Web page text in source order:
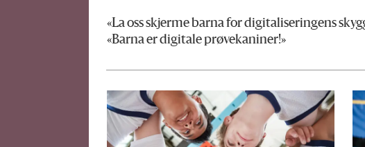
«La oss skjerme barna for digitaliseringens
«Barna er digitale prøvekaniner!»